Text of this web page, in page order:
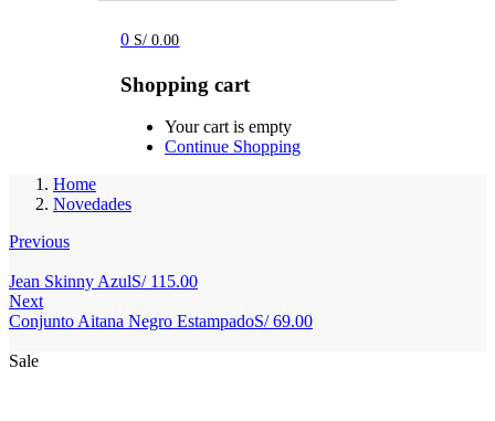
0 S/ 0.00
Shopping cart
Your cart is empty
Continue Shopping
Home
Novedades
Previous
Jean Skinny AzulS/115.00
Next
Conjunto Aitana Negro EstampadoS/69.00
Sale